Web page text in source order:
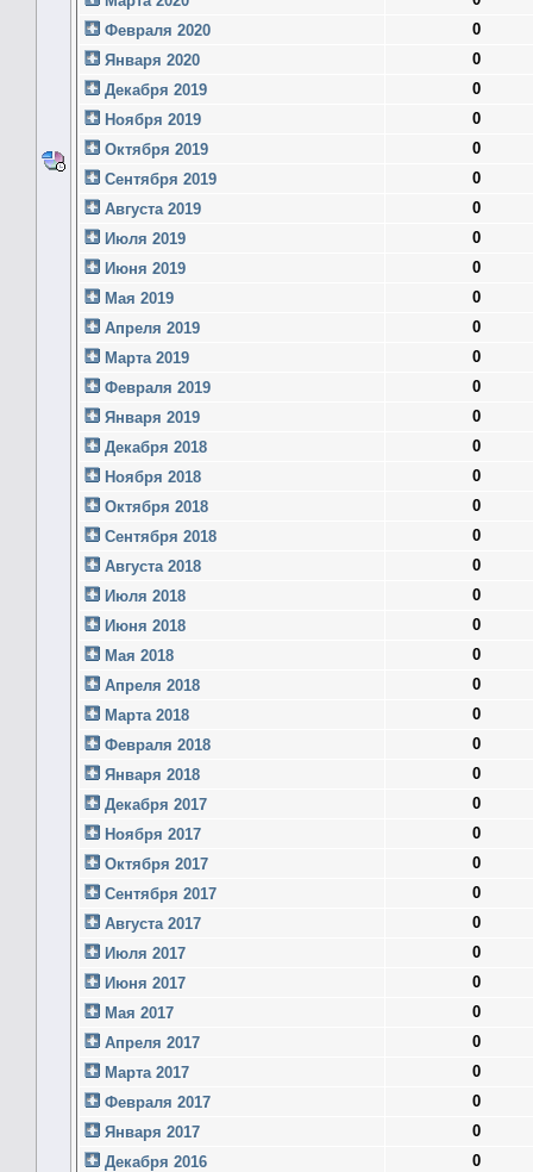
Февраля 2020
0
Января 2020
0
Декабря 2019
0
Ноября 2019
0
Октября 2019
0
Сентября 2019
0
Августа 2019
0
Июля 2019
0
Июня 2019
0
Мая 2019
0
Апреля 2019
0
Марта 2019
0
Февраля 2019
0
Января 2019
0
Декабря 2018
0
Ноября 2018
0
Октября 2018
0
Сентября 2018
0
Августа 2018
0
Июля 2018
0
Июня 2018
0
Мая 2018
0
Апреля 2018
0
Марта 2018
0
Февраля 2018
0
Января 2018
0
Декабря 2017
0
Ноября 2017
0
Октября 2017
0
Сентября 2017
0
Августа 2017
0
Июля 2017
0
Июня 2017
0
Мая 2017
0
Апреля 2017
0
Марта 2017
0
Февраля 2017
0
Января 2017
0
Декабря 2016
0